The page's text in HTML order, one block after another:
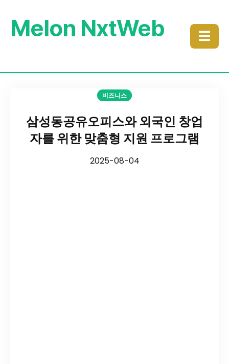
Melon NxtWeb ☰
비즈니스
삼성동공유오피스와 외국인 창업
자를 위한 맞춤형 지원 프로그램
2025-08-04